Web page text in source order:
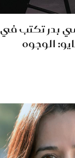
مي بدر تكتب في
الوجوه